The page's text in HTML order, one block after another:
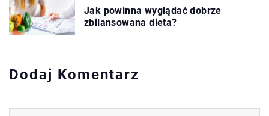
Jak powinna wyglądać dobrze
zbilansowana dieta?
Dodaj Komentarz